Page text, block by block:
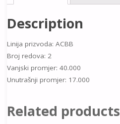
Description
Linija prizvoda: ACBB
Broj redova: 2
Vanjski promjer: 40.000
Unutrašnji promjer: 17.000
Related products